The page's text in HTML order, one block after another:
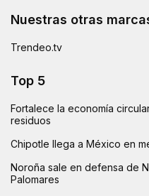
Nuestras otras
Trendeo.tv
Top 5
Fortalece la economía
residuos
Chipotle llega a México en
Noroña sale en defensa de
Palomares